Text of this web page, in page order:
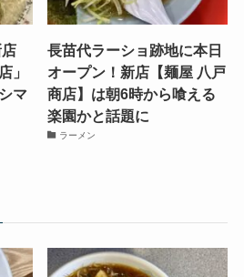
」
マ
長苗代ラーショ跡地に本日
オープン！新店【麺屋 八戸
商店】は朝6時から喰える
楽園かと話題に
ラーメン